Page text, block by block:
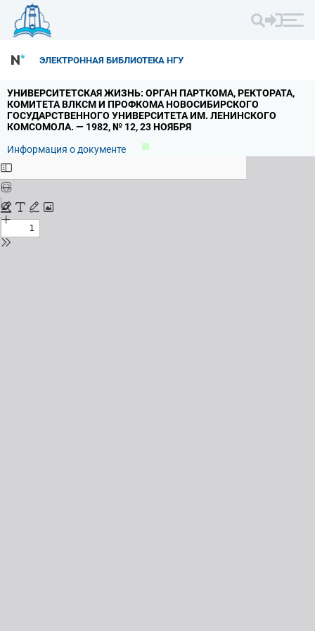
ЭЛЕКТРОННАЯ БИБЛИОТЕКА НГУ
УНИВЕРСИТЕТСКАЯ ЖИЗНЬ: ОРГАН ПАРТКОМА,РЕКТОРАТА,
КОМИТЕТА ВЛКСМ И ПРОФКОМА НОВОСИБИРСКОГО
ГОСУДАРСТВЕННОГО УНИВЕРСИТЕТА ИМ. ЛЕНИНСКОГО
КОМСОМОЛА. — 1982,№ 12,23 НОЯБРЯ
Информация о документе